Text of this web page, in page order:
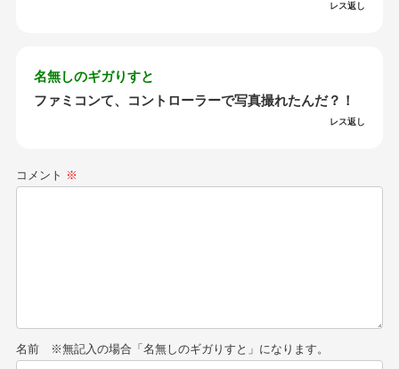
レス返し
名無しのギガりすと
ファミコンて、コントローラーで写真撮れたんだ？！
レス返し
コメント ※
名前